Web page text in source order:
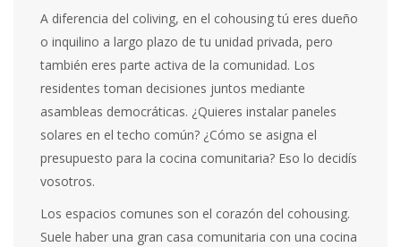
A diferencia del coliving, en el cohousing tú eres dueño
o inquilino a largo plazo de tu unidad privada, pero
también eres parte activa de la comunidad. Los
residentes toman decisiones juntos mediante
asambleas democráticas. ¿Quieres instalar paneles
solares en el techo común? ¿Cómo se asigna el
presupuesto para la cocina comunitaria? Eso lo decidís
vosotros.
Los espacios comunes son el corazón del cohousing.
Suele haber una gran casa comunitaria con una cocina